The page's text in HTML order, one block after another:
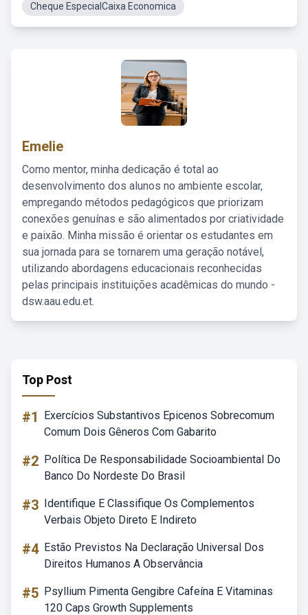
Cheque EspecialCaixa Economica
Emelie
Como mentor, minha dedicação é total ao
desenvolvimento dos alunos no ambiente escolar,
empregando métodos pedagógicos que priorizam
conexões genuínas e são alimentados por criatividade
e paixão. Minha missão é orientar os estudantes em
sua jornada para se tornarem uma geração notável,
utilizando abordagens educacionais reconhecidas
pelas principais instituições acadêmicas do mundo -
dsw.aau.edu.et.
Top Post
#1
Exercícios Substantivos Epicenos Sobrecomum
Comum Dois Gêneros Com Gabarito
#2 Política De Responsabilidade Socioambiental Do
Banco Do Nordeste Do Brasil
#3 Identifique E Classifique Os Complementos
Verbais Objeto Direto E Indireto
#4 Estão Previstos Na Declaração Universal Dos
Direitos Humanos A Observância
#5 Psyllium Pimenta Gengibre Cafeína E Vitaminas
120 Caps Growth Supplements